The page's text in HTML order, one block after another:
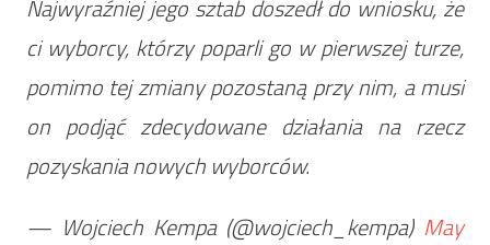
Najwyraźniej jego sztab doszedł do wniosku, że
ci wyborcy, którzy poparli go w pierwszej turze,
pomimo tej zmiany pozostaną przy nim, a musi
on podjąć zdecydowane działania na rzecz
pozyskania nowych wyborców.
— Wojciech Kempa (@wojciech_kempa) May